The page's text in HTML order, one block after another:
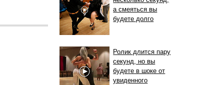
а смеяться вы
будете долго
Ролик длится пару
секунд, но вы
будете в шоке от
увиденного